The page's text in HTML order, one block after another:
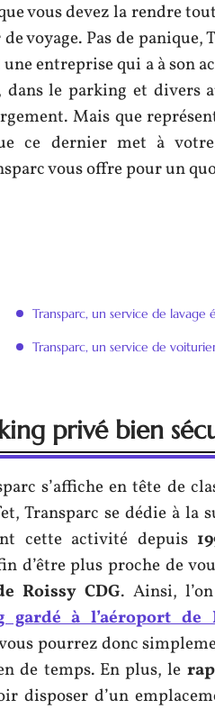
vous devez la rendre
voyage. Pas de panique,
entreprise qui a à son
le parking et divers
Mais que
ce dernier met à
vous offre pour un
Transparc, un service de lavage
Transparc, un service de
privé bien
s’affiche en tête de
Transparc se dédie à la
cette activité depuis
d’être plus proche de
Roissy CDG. Ainsi,
à l’aéroport de
pourrez donc
de temps. En plus, le
disposer d’un